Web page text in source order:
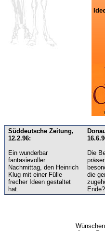
Süddeutsche Zeitung,
12.2.96:
Ein wunderbar
fantasievoller
Nachmittag, den Heinrich
Klug mit einer Fülle
frecher Ideen gestaltet
hat.
Die
die